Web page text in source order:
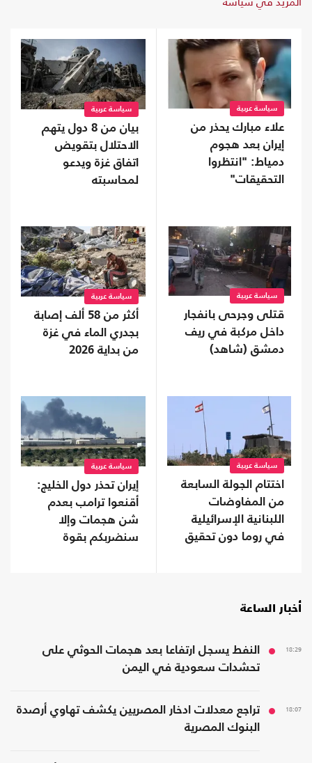
سياسة عربية
علاء مبارك يحذر من
إيران بعد هجوم
دمياط: "انتظروا
التحقيقات"
سياسة عربية
بيان من 8 دول يتهم
الاحتلال بتقويض
اتفاق غزة ويدعو
لمحاسبته
سياسة عربية
قتلى وجرحى بانفجار
داخل مركبة في ريف
دمشق (شاهد)
سياسة عربية
أكثر من 58 ألف إصابة
بجدري الماء في غزة
من بداية 2026
سياسة عربية
اختتام الجولة السابعة
من المفاوضات
اللبنانية الإسرائيلية
في روما دون تحقيق
سياسة عربية
إيران تحذر دول الخليج:
أقنعوا ترامب بعدم
شن هجمات وإلا
سنضربكم بقوة
أخبار الساعة
18:29
النفط يسجل ارتفاعا بعد هجمات الحوثي على
تحشدات سعودية في اليمن
18:07
تراجع معدلات ادخار المصريين يكشف تهاوي أرصدة
البنوك المصرية